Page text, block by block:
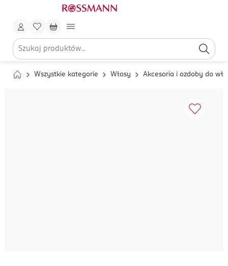
Wszystkie kategorie Włosy Akcesoria i ozdoby do